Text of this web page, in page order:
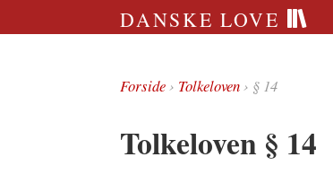
DANSKE LOVE
Forside› Tolkeloven› § 14
Tolkeloven § 14